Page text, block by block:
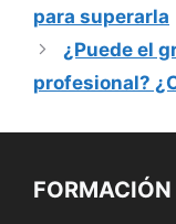
para superarla
¿Puede el
profesional?